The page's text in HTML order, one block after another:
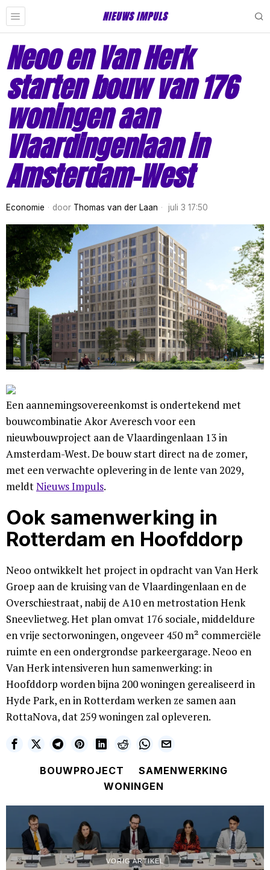
NIEUWS IMPULS
Neoo en Van Herk
starten bouw van 176
woningen aan
Vlaardingenlaan in
Amsterdam-West
Economie door Thomas van der Laan juli 3 17:50
Een aannemingsovereenkomst is ondertekend met
bouwcombinatie Akor Averesch voor een
nieuwbouwproject aan de Vlaardingenlaan 13 in
Amsterdam-West. De bouw start direct na de zomer,
met een verwachte oplevering in de lente van 2029,
meldtNieuws Impuls.
Ook samenwerking in
Rotterdam en Hoofddorp
Neoo ontwikkelt het project in opdracht van Van Herk
Groep aan de kruising van de Vlaardingenlaan en de
Overschiestraat, nabij de A10 en metrostation Henk
Sneevlietweg. Het plan omvat 176 sociale, middeldure
en vrije sectorwoningen, ongeveer 450 m² commerciële
ruimte en een ondergrondse parkeergarage. Neoo en
Van Herk intensiveren hun samenwerking: in
Hoofddorp worden bijna 200 woningen gerealiseerd in
Hyde Park, en in Rotterdam werken ze samen aan
RottaNova, dat 259 woningen zal opleveren.
BOUWPROJECT
SAMENWERKING
WONINGEN
VORIG ARTIKEL